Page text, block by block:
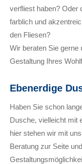
verfliest haben? Oder
farblich und
den Fliesen?
Wir beraten Sie gerne
Gestaltung Ihres
Ebenerdige
Haben Sie schon
Dusche, vielleicht mit
hier stehen wir mit
Beratung zur Seite